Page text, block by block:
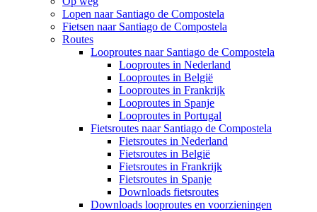
Lopen naar Santiago de Compostela
Fietsen naar Santiago de Compostela
Routes
Looproutes naar Santiago de Compostela
Looproutes in Nederland
Looproutes in België
Looproutes in Frankrijk
Looproutes in Spanje
Looproutes in Portugal
Fietsroutes naar Santiago de Compostela
Fietsroutes in Nederland
Fietsroutes in België
Fietsroutes in Frankrijk
Fietsroutes in Spanje
Downloads fietsroutes
Downloads looproutes en voorzieningen